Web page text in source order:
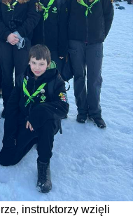
instruktorzy wzięli